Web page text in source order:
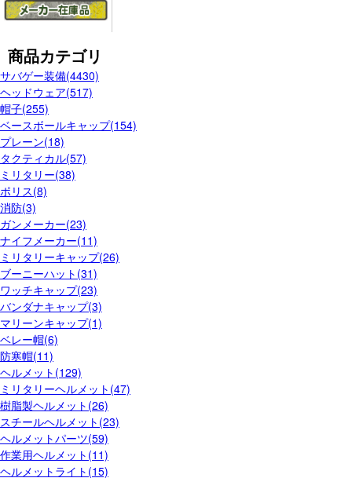
商品カテゴリ
サバゲー装備(4430)
ヘッドウェア(517)
帽子(255)
ベースボールキャップ(154)
プレーン(18)
タクティカル(57)
ミリタリー(38)
ポリス(8)
消防(3)
ガンメーカー(23)
ナイフメーカー(11)
ミリタリーキャップ(26)
ブーニーハット(31)
ワッチキャップ(23)
バンダナキャップ(3)
マリーンキャップ(1)
ベレー帽(6)
防寒帽(11)
ヘルメット(129)
ミリタリーヘルメット(47)
樹脂製ヘルメット(26)
スチールヘルメット(23)
ヘルメットパーツ(59)
作業用ヘルメット(11)
ヘルメットライト(15)